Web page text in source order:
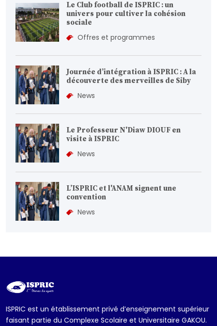
Le Club football de ISPRIC : un
univers pour cultiver la cohésion
sociale
Offres et programmes
Journée d’intégration à ISPRIC : A la
découverte des merveilles de Siby
News
Le Professeur N'Diaw DIOUF en
visite à ISPRIC
News
L’ISPRIC et l'ANAM signent une
convention
News
ISPRIC est un établissement privé d’enseignement supérieur
faisant partie du Complexe Scolaire et Universitaire GAKOU.